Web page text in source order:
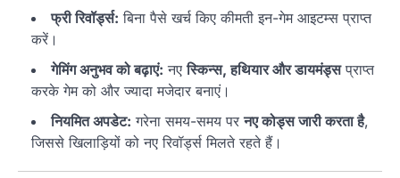
फ्री रिवॉर्ड्स: बिना पैसे खर्च किए कीमती इन-गेम आइटम्स प्राप्त
करें।
गेमिंग अनुभव को बढ़ाएं: नएस्किन्स, हथियार और डायमंड्सप्राप्त
करके गेम को और ज्यादा मजेदार बनाएं।
नियमित अपडेट: गरेना समय-समय परनए कोड्स जारी करता है,
जिससे खिलाड़ियों को नए रिवॉर्ड्स मिलते रहते हैं।